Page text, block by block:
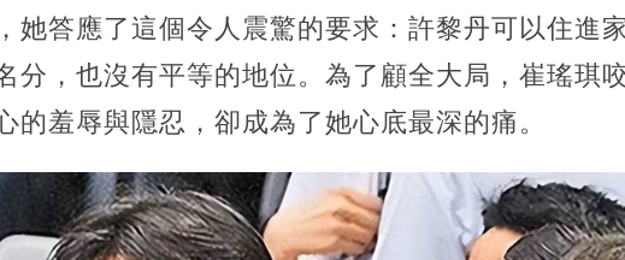
她答應了這個令人震驚的要求：許黎丹可以住進
分，也沒有平等的地位。為了顧全大局，崔瑤琪
的羞辱與隱忍，卻成為了她心底最深的痛。